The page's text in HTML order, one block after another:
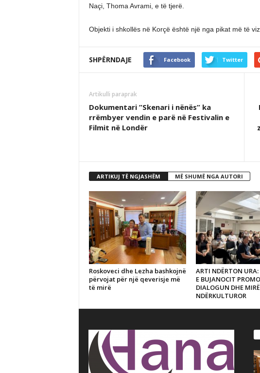
Naçi, Thoma Avrami, e të tjerë.
Objekti i shkollës në Korçë është një nga pikat më të
SHPËRNDAJE Facebook Twitter
Artikulli paraprak
Dokumentari ”Skenari i nënës” ka
rrëmbyer vendin e parë në Festivalin e
Filmit në Londër
ARTIKUJ TË NGJASHËM MË SHUMË NGA AUTORI
Roskoveci dhe Lezha bashkojnë
përvojat për një qeverisje më
të mirë
ARTI NDËRTON URA:
E BUJANOCIT
DIALOGUN DHE
NDËRKULTUROR